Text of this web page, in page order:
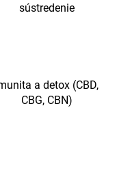
sústredenie
a detox (CBD,
CBG, CBN)